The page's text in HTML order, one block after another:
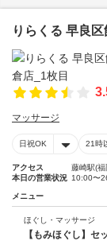
りらくる 早良
マッサージ
日祝OK 21時
アクセス
藤崎駅(福
本日の営業状況 10:00〜
メニュー
ほぐし・マッサージ
【もみほぐし】